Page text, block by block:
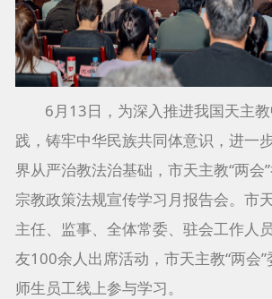
6月13日，为深入推进我国天主
践，铸牢中华民族共同体意识，进一
界从严治教法治基础，市天主教“两会
宗教政策法规宣传学习月报告会。市
主任、监事、全体常委、驻会工作人
友100余人出席活动，市天主教“两会
师生员工线上参与学习。